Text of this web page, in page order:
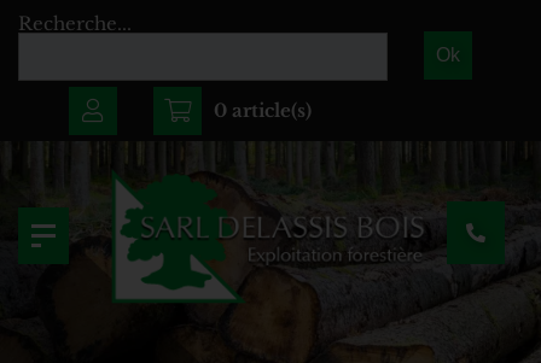
Recherche...
Ok
0 article(s)